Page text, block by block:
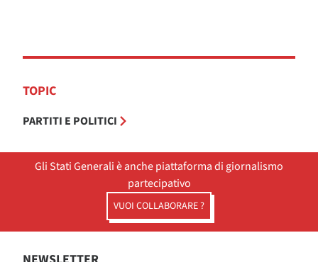
TOPIC
PARTITI E POLITICI
Gli Stati Generali è anche piattaforma di giornalismo
partecipativo
VUOI COLLABORARE ?